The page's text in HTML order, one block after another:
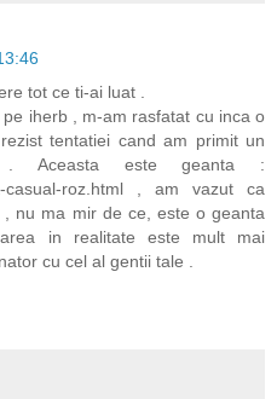
tot ce ti-ai luat .
iherb , m-am rasfatat cu inca o
tentatiei cand am primit un
Aceasta este geanta :
casual-roz.html , am vazut ca
nu ma mir de ce, este o geanta
in realitate este mult mai
cu cel al gentii tale .